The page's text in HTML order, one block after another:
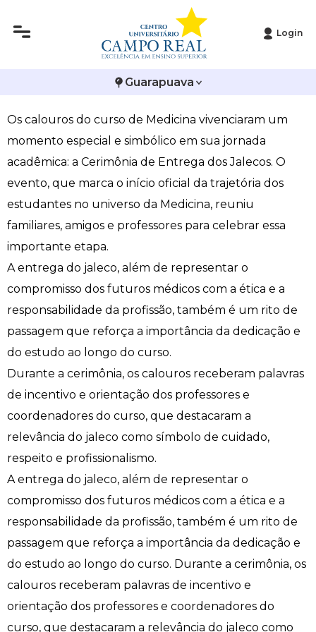
Login
Guarapuava
Calouros de Medicina participam da Cerimônia de
Entrega dos Jalecos
Os calouros do curso de Medicina vivenciaram um
momento especial e simbólico em sua jornada
acadêmica: a Cerimônia de Entrega dos Jalecos. O
evento, que marca o início oficial da trajetória dos
estudantes no universo da Medicina, reuniu
familiares, amigos e professores para celebrar essa
importante etapa.
A entrega do jaleco, além de representar o
compromisso dos futuros médicos com a ética e a
responsabilidade da profissão, também é um rito de
passagem que reforça a importância da dedicação e
do estudo ao longo do curso.
Durante a cerimônia, os calouros receberam palavras
de incentivo e orientação dos professores e
coordenadores do curso, que destacaram a
relevância do jaleco como símbolo de cuidado,
respeito e profissionalismo.
A entrega do jaleco, além de representar o
compromisso dos futuros médicos com a ética e a
responsabilidade da profissão, também é um rito de
passagem que reforça a importância da dedicação e
do estudo ao longo do curso. Durante a cerimônia, os
calouros receberam palavras de incentivo e
orientação dos professores e coordenadores do
curso, que destacaram a relevância do jaleco como
Infraestrutura
Editais
Publicações Institucionais
Arquitetura e Urbanismo
Biomedicina
Ciências Contábeis
Direito
Enfermagem
Engenharia Agronômica
Engenharia Civil
Engenharia de Software
Engenharia Elétrica
Engenharia Mecânica
Fisioterapia
Medicina
Medicina Veterinária
Nutrição
Odontologia
Vestibular de Inverno
Vestibular de Medicina
2ª Via de Boleto
Atestado de Matrícula
Atividades Complementares e Sociais
Biblioteca
Calendário Acadêmico
Calendário de Provas
Carteirinha de Estudante
Central de Estágios - TCC
Ensalamento
Horário de Aulas
Manual do Acadêmico
Manual de Trabalhos Acadêmicos
Minha Biblioteca
Núcleo de Apoio Psicopedagógico
Ouvidoria
Plano de Ensino
Avalie a Campo Real
Bolsas e Incentivos
CPA
COLAP
Comissão de Ética no Uso de Animais
Comitê de Ética em Pesquisa
Diploma Digital
Educação em Direitos Humanos
Editais
Extensão
Infocampo
Logos Campo Real
NAPP e NAPC
Portal do Egresso
Portal do RH
Programa de Monitoria